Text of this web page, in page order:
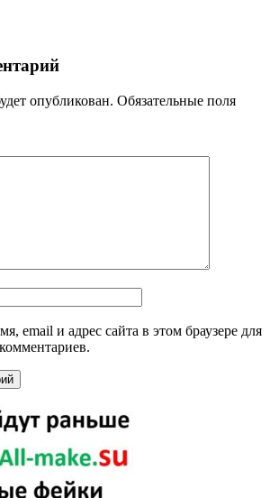
опубликован. Обязательные поля
email и адрес сайта в этом браузере для